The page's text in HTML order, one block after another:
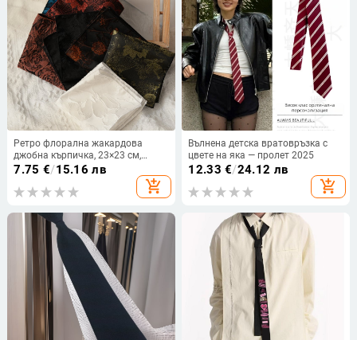
Ретро флорална жакардова
джобна кърпичка, 23×23 см,
полиестер, унисекс
7.75 €/15.16 лв
add_shopping_cart
Вълнена детска вратовръзка с
цвете на яка — пролет 2025
12.33 €/24.12 лв
add_shopping_cart